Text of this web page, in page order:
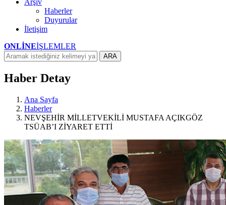
Arşiv
Haberler
Duyurular
İletişim
ONLİNEİŞLEMLER
ARA
Haber Detay
Ana Sayfa
Haberler
NEVŞEHİR MİLLETVEKİLİ MUSTAFA AÇIKGÖZ
TSÜAB’I ZİYARET ETTİ